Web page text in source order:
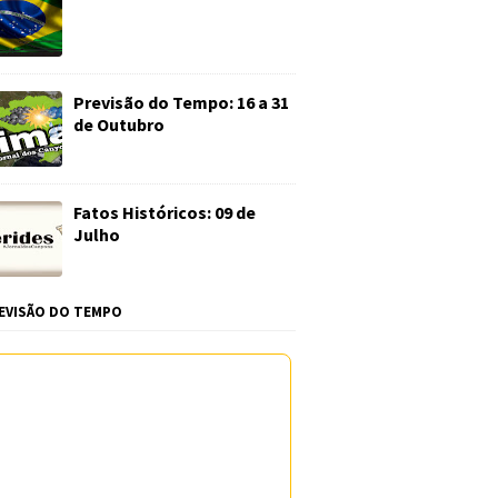
Previsão do Tempo: 16 a 31
de Outubro
Fatos Históricos: 09 de
Julho
DO TEMPO